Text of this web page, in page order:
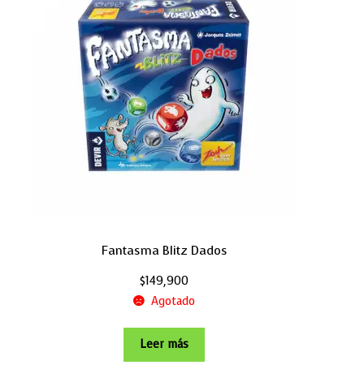
Fantasma Blitz Dados
$149,900
Agotado
Leer más